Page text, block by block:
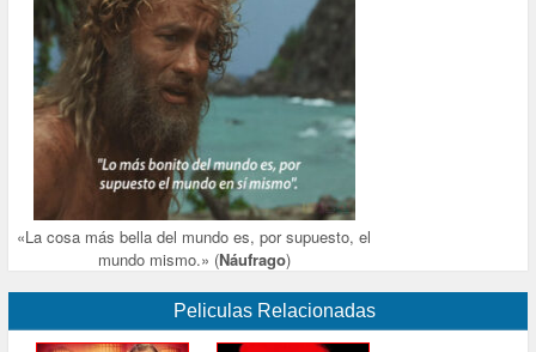
«La cosa más bella del mundo es, por supuesto, el
mundo mismo.» (Náufrago)
Peliculas Relacionadas